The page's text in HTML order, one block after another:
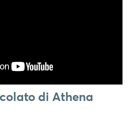
di Athena